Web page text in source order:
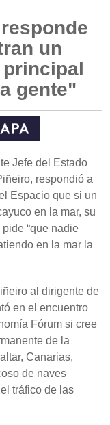
un
gente"
Jefe del Estado
respondió a
Espacio que si un
en la mar, su
“que nadie
en la mar la
al dirigente de
en el encuentro
Fórum si cree
de la
Canarias,
de naves
tráfico de las